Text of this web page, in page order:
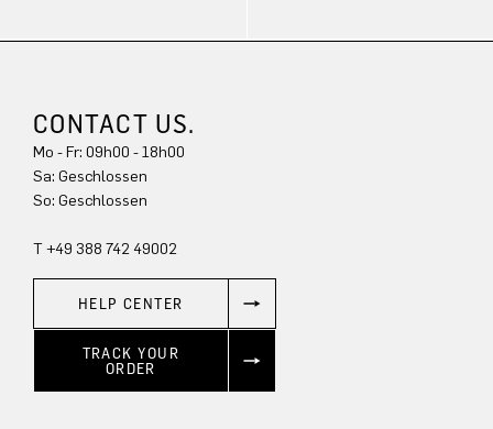
CONTACT US.
Mo - Fr: 09h00 - 18h00
Sa: Geschlossen
So: Geschlossen
T +49 388 742 49002
HELP CENTER
TRACK YOUR
ORDER